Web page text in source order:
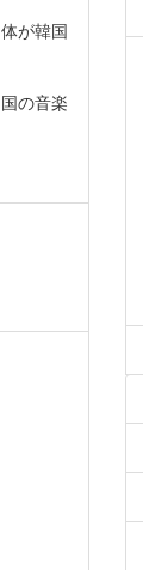
が韓国
の音楽